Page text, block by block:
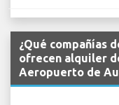
¿Qué compañías
ofrecen alquiler
Aeropuerto de